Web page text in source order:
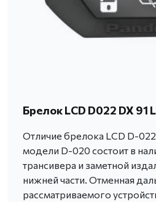
Брелок LCD D022 DX 91
Отличие брелока LCD D-022
модели D-020 состоит в
трансивера и заметной
нижней части. Отменная
рассматриваемого